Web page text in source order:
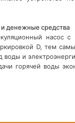
денежные средства
насос
D, тем
воды и
горячей воды